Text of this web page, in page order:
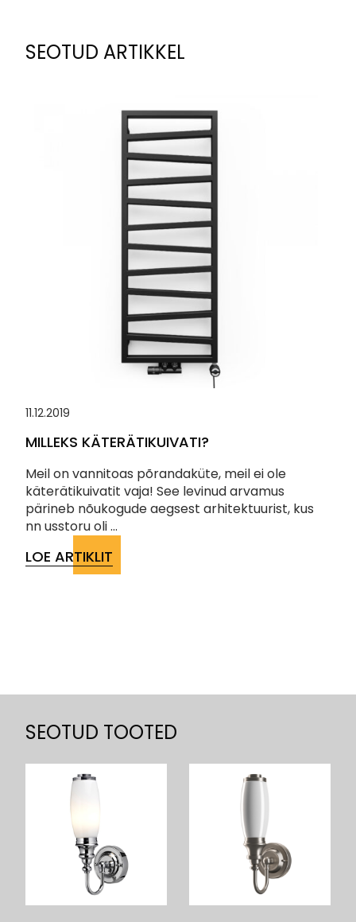
SEOTUD ARTIKKEL
11.12.2019
MILLEKS KÄTERÄTIKUIVATI?
Meil on vannitoas põrandaküte, meil ei ole
käterätikuivatit vaja! See levinud arvamus
pärineb nõukogude aegsest arhitektuurist, kus
nn usstoru oli ...
LOE ARTIKLIT
SEOTUD TOOTED